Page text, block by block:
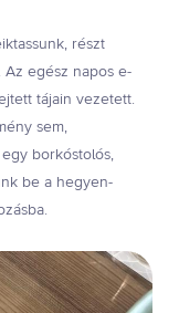
részt
Az egész napos e-
tájain vezetett.
sem,
egy borkóstolós,
be a hegyen-